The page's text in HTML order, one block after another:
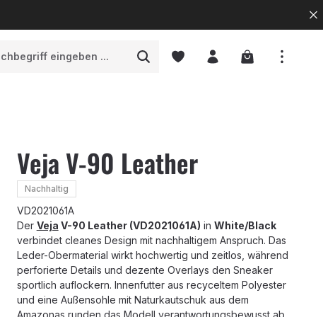
Warenkorb
Veja V-90 Leather
Nachhaltig
VD2021061A
Der Veja V-90 Leather (VD2021061A) in White/Black
verbindet cleanes Design mit nachhaltigem Anspruch. Das
Leder-Obermaterial wirkt hochwertig und zeitlos, während
perforierte Details und dezente Overlays den Sneaker
sportlich auflockern. Innenfutter aus recyceltem Polyester
und eine Außensohle mit Naturkautschuk aus dem
Amazonas runden das Modell verantwortungsbewusst ab.